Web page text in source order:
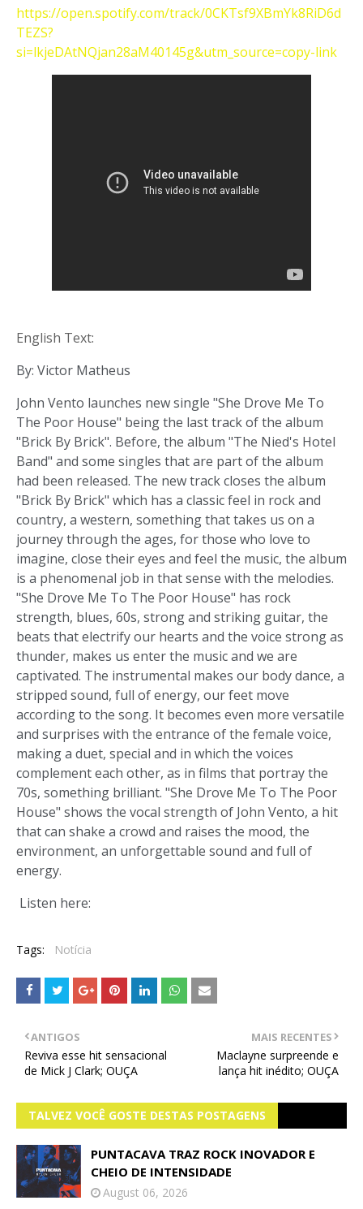
https://open.spotify.com/track/0CKTsf9XBmYk8RiD6d
TEZS?
si=lkjeDAtNQjan28aM40145g&utm_source=copy-link
English Text:
By: Victor Matheus
John Vento launches new single "She Drove Me To
The Poor House" being the last track of the album
"Brick By Brick". Before, the album "The Nied's Hotel
Band" and some singles that are part of the album
had been released. The new track closes the album
"Brick By Brick" which has a classic feel in rock and
country, a western, something that takes us on a
journey through the ages, for those who love to
imagine, close their eyes and feel the music, the album
is a phenomenal job in that sense with the melodies.
"She Drove Me To The Poor House" has rock
strength, blues, 60s, strong and striking guitar, the
beats that electrify our hearts and the voice strong as
thunder, makes us enter the music and we are
captivated. The instrumental makes our body dance, a
stripped sound, full of energy, our feet move
according to the song. It becomes even more versatile
and surprises with the entrance of the female voice,
making a duet, special and in which the voices
complement each other, as in films that portray the
70s, something brilliant. "She Drove Me To The Poor
House" shows the vocal strength of John Vento, a hit
that can shake a crowd and raises the mood, the
environment, an unforgettable sound and full of
energy.
Listen here:
Tags: Notícia
MAIS RECENTES
Maclayne surpreende e
lança hit inédito; OUÇA
ANTIGOS
Reviva esse hit sensacional
de Mick J Clark; OUÇA
TALVEZ VOCÊ GOSTE DESTAS POSTAGENS
PUNTACAVA TRAZ ROCK INOVADOR E
CHEIO DE INTENSIDADE
August 06, 2026